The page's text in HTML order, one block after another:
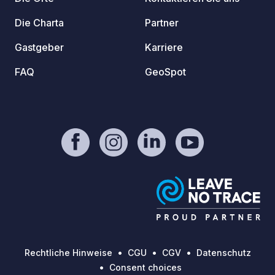
Bereich „Kontakt / Website“ dieser
Seite.
Die Charta
Gastgeber
FAQ
Partner
Karriere
GeoSpot
Rechtliche Hinweise CGU CGV
Datenschutz
Consent choices